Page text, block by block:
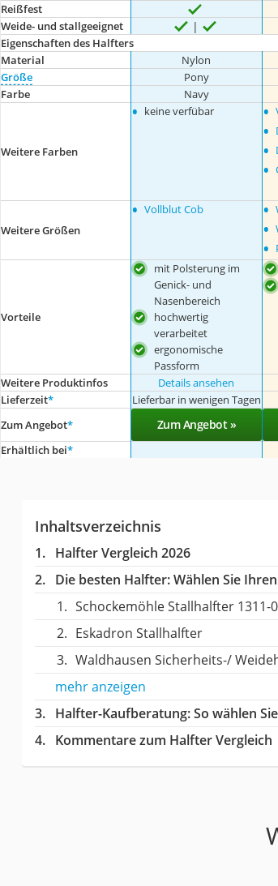
Reißfest
Weide- und stallgeeignet
Eigenschaften des Halfters
Material
Nylon
Größe
Pony
Farbe
Navy
Weitere Farben
• keine verfübar •
•
•
•
Weitere Größen
• Vollblut Cob •
•
•
Vorteile
mit Polsterung im
Genick- und
Nasenbereich
hochwertig
verarbeitet
ergonomische
Passform
Weitere Produktinfos Details ansehen
Lieferzeit* Lieferbar in wenigen Tagen
Zum Angebot* Zum Angebot »
Erhältlich bei*
Inhaltsverzeichnis
Halfter Vergleich 2026
Die besten Halfter:Wählen Sie
Schockemöhle Stallhalfter 1311-
Eskadron Stallhalfter
Waldhausen Sicherheits-/
mehr anzeigen
Halfter-Kaufberatung: So wählen
Kommentare zum Halfter Vergleich